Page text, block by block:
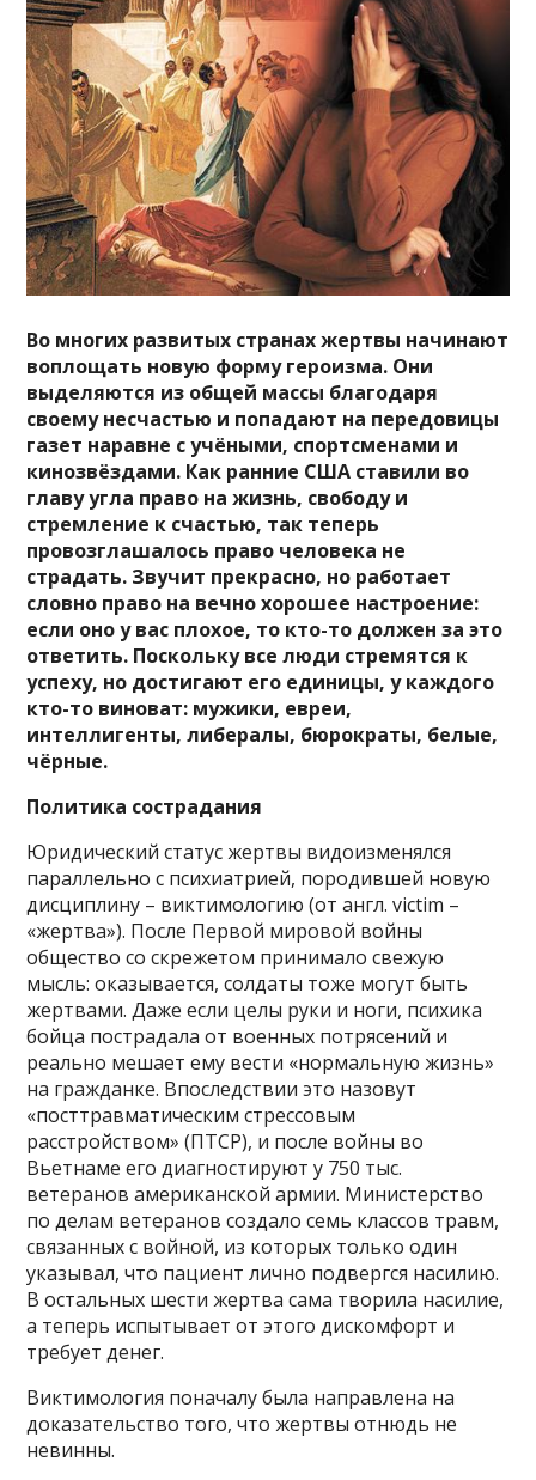
Во многих развитых странах жертвы начинают
воплощать новую форму героизма. Они
выделяются из общей массы благодаря
своему несчастью и попадают на передовицы
газет наравне с учёными, спортсменами и
кинозвёздами. Как ранние США ставили во
главу угла право на жизнь, свободу и
стремление к счастью, так теперь
провозглашалось право человека не
страдать. Звучит прекрасно, но работает
словно право на вечно хорошее настроение:
если оно у вас плохое, то кто-то должен за это
ответить. Поскольку все люди стремятся к
успеху, но достигают его единицы, у каждого
кто-то виноват: мужики, евреи,
интеллигенты, либералы, бюрократы, белые,
чёрные.
Политика сострадания
Юридический статус жертвы видоизменялся
параллельно с психиатрией, породившей новую
дисциплину – виктимологию (от англ. victim –
«жертва»). После Первой мировой войны
общество со скрежетом принимало свежую
мысль: оказывается, солдаты тоже могут быть
жертвами. Даже если целы руки и ноги, психика
бойца пострадала от военных потрясений и
реально мешает ему вести «нормальную жизнь»
на гражданке. Впоследствии это назовут
«посттравматическим стрессовым
расстройством» (ПТСР), и после войны во
Вьетнаме его диагностируют у 750 тыс.
ветеранов американской армии. Министерство
по делам ветеранов создало семь классов травм,
связанных с войной, из которых только один
указывал, что пациент лично подвергся насилию.
В остальных шести жертва сама творила насилие,
а теперь испытывает от этого дискомфорт и
требует денег.
Виктимология поначалу была направлена на
доказательство того, что жертвы отнюдь не
невинны.